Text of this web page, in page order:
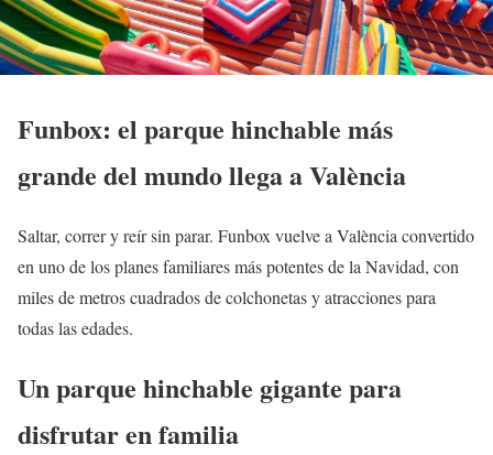
Funbox: el parque hinchable más
grande del mundo llega a València
Saltar, correr y reír sin parar. Funbox vuelve a València convertido
en uno de los planes familiares más potentes de la Navidad, con
miles de metros cuadrados de colchonetas y atracciones para
todas las edades.
Un parque hinchable gigante para
disfrutar en familia